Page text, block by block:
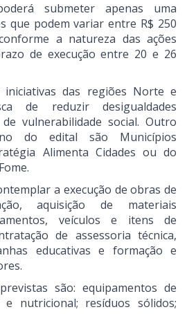
submeter apenas uma
que podem variar entre R$ 250
a natureza das ações
de execução entre 20 e 26
das regiões Norte e
de reduzir desigualdades
vulnerabilidade social. Outro
do edital são Municípios
Alimenta Cidades ou do
a execução de obras de
aquisição de materiais
veículos e itens de
de assessoria técnica,
educativas e formação e
são: equipamentos de
e nutricional; resíduos sólidos;